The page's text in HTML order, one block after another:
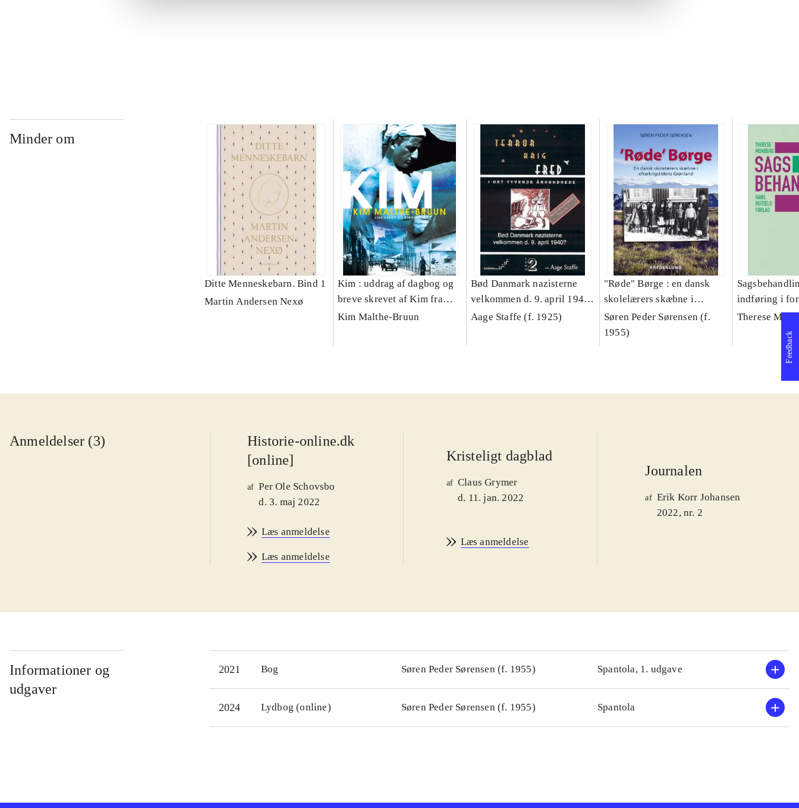
Minder om
Ditte Menneskebarn. Bind 1
Martin Andersen Nexø
Kim : uddrag af dagbog og
breve skrevet af Kim fra
hans syttende til hans
Kim Malthe-Bruun
Bød Danmark nazisterne
velkommen d. 9. april 1940?
: udgangspunkt? :
Aage Staffe (f. 1925)
"Røde" Børge : en dansk
skolelærers skæbne i
efterkrigstidens Grønland
Søren Peder Sørensen (f.
1955)
indføring i
Therese
Anmeldelser (3)
Historie-online.dk
[online]
af Per Ole Schovsbo
d. 3. maj 2022
Læs anmeldelse
Læs anmeldelse
Kristeligt dagblad
af Claus Grymer
d. 11. jan. 2022
Læs anmeldelse
Journalen
af Erik Korr Johansen
2022, nr. 2
Informationer og
udgaver
2021 Bog Søren Peder Sørensen (f. 1955) Spantola, 1. udgave
2024 Lydbog (online) Søren Peder Sørensen (f. 1955) Spantola
Feedback